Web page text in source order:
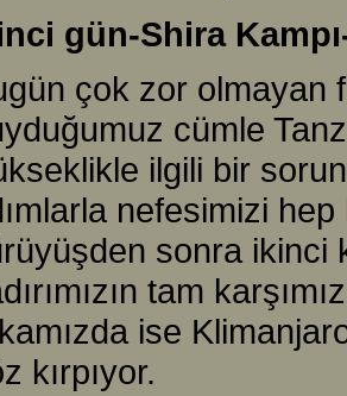
gün-Shira
çok zor olmayan
cümle
ilgili bir
nefesimizi
sonra ikinci
tam
ise
kırpıyor.